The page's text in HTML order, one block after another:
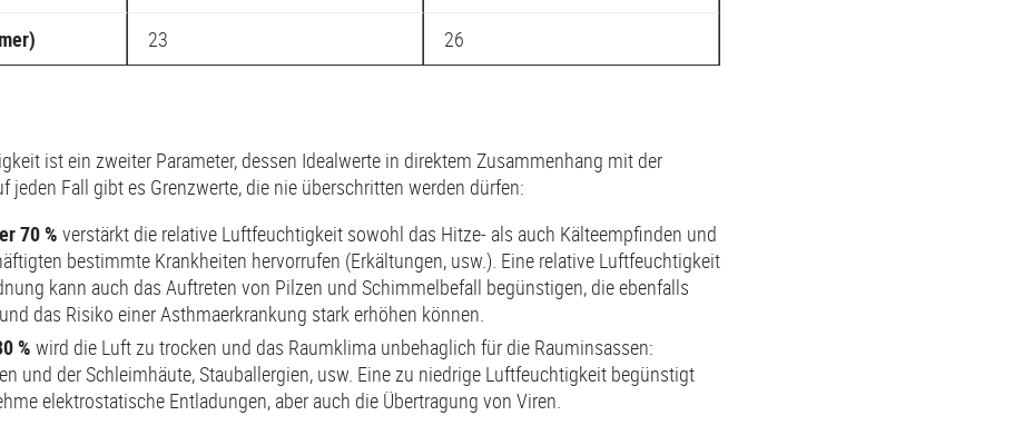
23 26
ist ein zweiter Parameter, dessen Idealwerte in direktem Zusammenhang mit der
jeden Fall gibt es Grenzwerte, die nie überschritten werden dürfen:
70 % verstärkt die relative Luftfeuchtigkeit sowohl das Hitze- als auch Kälteempfinden und
bestimmte Krankheiten hervorrufen (Erkältungen, usw.). Eine relative Luftfeuchtigkeit
kann auch das Auftreten von Pilzen und Schimmelbefall begünstigen, die ebenfalls
das Risiko einer Asthmaerkrankung stark erhöhen können.
% wird die Luft zu trocken und das Raumklima unbehaglich für die Rauminsassen:
und der Schleimhäute, Stauballergien, usw. Eine zu niedrige Luftfeuchtigkeit begünstigt
elektrostatische Entladungen, aber auch die Übertragung von Viren.